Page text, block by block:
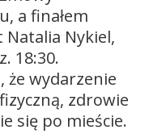
a finałem
Natalia Nykiel,
18:30.
że wydarzenie
zdrowie
się po mieście.